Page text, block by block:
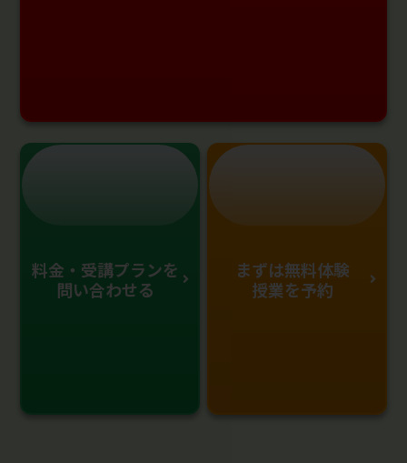
料金・受講プランを
問い合わせる
まずは無料体験
授業を予約